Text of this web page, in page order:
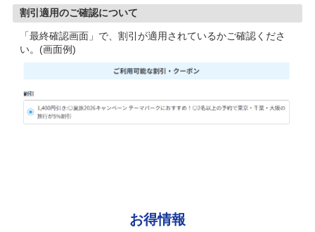
割引適用のご確認について
「最終確認画面」で、割引が適用されているかご確認くださ
い。(画面例)
お得情報